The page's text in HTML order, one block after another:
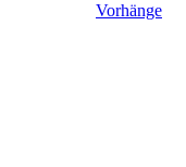
Vorhänge